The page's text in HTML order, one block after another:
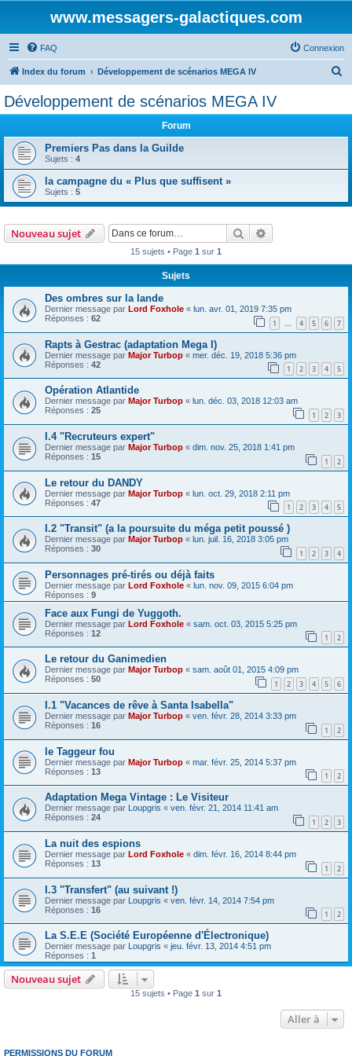
www.messagers-galactiques.com
FAQ Connexion
Index du forum Développement de scénarios MEGA IV
h
Développement de scénarios MEGA IV
Forum
Premiers Pas dans la Guilde
Sujets : 4
la campagne du « Plus que suffisent »
Sujets : 5
Nouveau sujet Rechercher
15 sujets • Page 1 sur 1
Sujets
Des ombres sur la lande
Dernier message par Lord Foxhole « lun. avr. 01, 2019 7:35 pm
Réponses : 62 1 … 4 5 6 7
Rapts à Gestrac (adaptation Mega I)
Dernier message par Major Turbop « mer. déc. 19, 2018 5:36 pm
Réponses : 42 1 2 3 4 5
Opération Atlantide
Dernier message par Major Turbop « lun. déc. 03, 2018 12:03 am
Réponses : 25 1 2 3
I.4 "Recruteurs expert"
Dernier message par Major Turbop « dim. nov. 25, 2018 1:41 pm
Réponses : 15 1 2
Le retour du DANDY
Dernier message par Major Turbop « lun. oct. 29, 2018 2:11 pm
Réponses : 47 1 2 3 4 5
I.2 "Transit" (a la poursuite du méga petit poussé )
Dernier message par Major Turbop « lun. juil. 16, 2018 3:05 pm
Réponses : 30 1 2 3 4
Personnages pré-tirés ou déjà faits
Dernier message par Lord Foxhole « lun. nov. 09, 2015 6:04 pm
Réponses : 9
Face aux Fungi de Yuggoth.
Dernier message par Lord Foxhole « sam. oct. 03, 2015 5:25 pm
Réponses : 12 1 2
Le retour du Ganimedien
Dernier message par Major Turbop « sam. août 01, 2015 4:09 pm
Réponses : 50 1 2 3 4 5 6
I.1 "Vacances de rêve à Santa Isabella"
Dernier message par Major Turbop « ven. févr. 28, 2014 3:33 pm
Réponses : 16 1 2
le Taggeur fou
Dernier message par Major Turbop « mar. févr. 25, 2014 5:37 pm
Réponses : 13 1 2
Adaptation Mega Vintage : Le Visiteur
Dernier message par Loupgris « ven. févr. 21, 2014 11:41 am
Réponses : 24 1 2 3
La nuit des espions
Dernier message par Lord Foxhole « dim. févr. 16, 2014 8:44 pm
Réponses : 13 1 2
I.3 "Transfert" (au suivant !)
Dernier message par Loupgris « ven. févr. 14, 2014 7:54 pm
Réponses : 16 1 2
La S.E.E (Société Européenne d'Électronique)
Dernier message par Loupgris « jeu. févr. 13, 2014 4:51 pm
Réponses : 1
Nouveau sujet
15 sujets • Page 1 sur 1
Aller à
PERMISSIONS DU FORUM